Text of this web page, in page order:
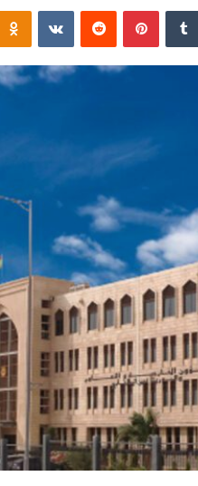
بينتيريست